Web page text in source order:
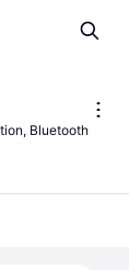
Bluetooth